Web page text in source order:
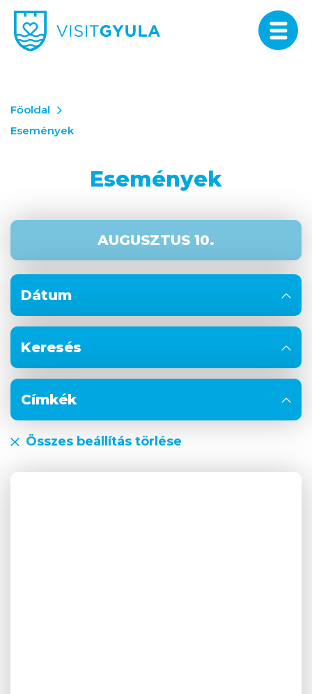
Főoldal
Események
Események
AUGUSZTUS 10.
Dátum
Keresés
Címkék
Összes beállítás törlése